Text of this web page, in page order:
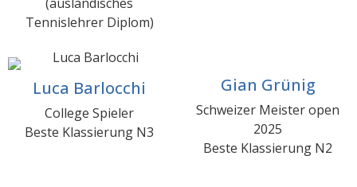
Tennislehrer Diplom)
Luca Barlocchi​
College Spieler
Beste Klassierung N3
Gian Grünig
Schweizer Meister open
2025
Beste Klassierung N2